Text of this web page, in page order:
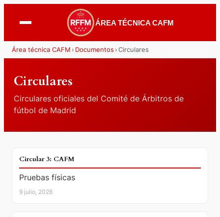
ÁREA TÉCNICA CAFM
Área técnica CAFM › Documentos › Circulares
Circulares
Circulares oficiales del Comité de Árbitros de
fútbol de Madrid
DOCUMENTO
Circular 3: CAFM
Pruebas físicas
9 julio, 2026